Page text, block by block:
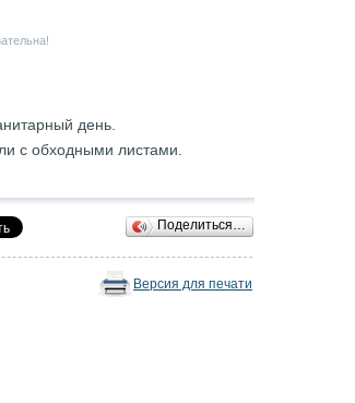
день.
с обходными листами.
Поделиться…
Версия для печати